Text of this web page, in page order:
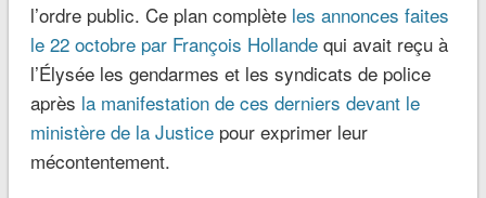
l’ordre public. Ce plan complète les annonces faites
le 22 octobre par François Hollandequi avait reçu à
l’Élysée les gendarmes et les syndicats de police
après la manifestation de ces derniers devant le
ministère de la Justicepour exprimer leur
mécontentement.